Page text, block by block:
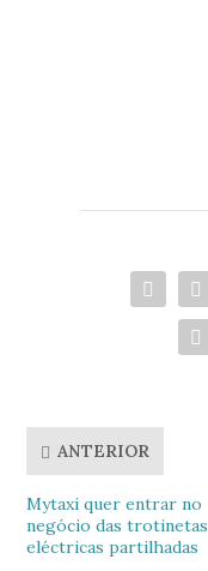
ANTERIOR
Mytaxi quer entrar no
negócio das trotinetas
eléctricas partilhadas